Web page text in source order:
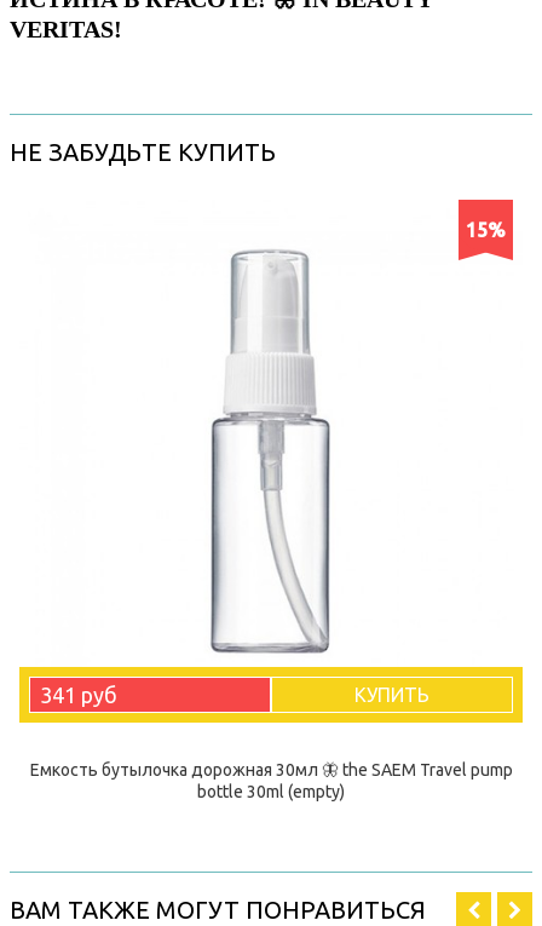
VERITAS!
НЕ ЗАБУДЬТЕ КУПИТЬ
15%
341 руб КУПИТЬ
Емкость бутылочка дорожная 30мл 🦋 the SAEM Travel pump
bottle 30ml (empty)
ВАМ ТАКЖЕ МОГУТ ПОНРАВИТЬСЯ